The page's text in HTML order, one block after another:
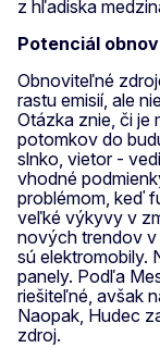
z hľadiska
Potenciál
Obnoviteľné
rastu emisií, ale
Otázka znie, či je
potomkov do
slnko, vietor -
vhodné
problémom, keď
veľké výkyvy v
nových trendov
sú elektromobily.
panely. Podľa
riešiteľné, avšak
Naopak, Hudec
zdroj.